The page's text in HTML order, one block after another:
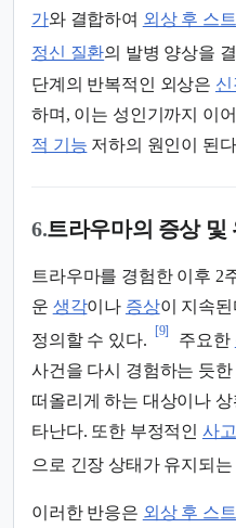
가와 결합하여 외상 후 스
정신 질환의 발병 양상을
단계의 반복적인 외상은 신
하며, 이는 성인기까지 이
적 기능 저하의 원인이 된
6.트라우마의 증상 및
트라우마를 경험한 이후 2
운 생각이나 증상이 지속
정의할 수 있다.
[9]
주요한
사건을 다시 경험하는 듯한
떠올리게 하는 대상이나
타난다. 또한 부정적인 사고
으로 긴장 상태가 유지되
이러한 반응은 외상 후 스